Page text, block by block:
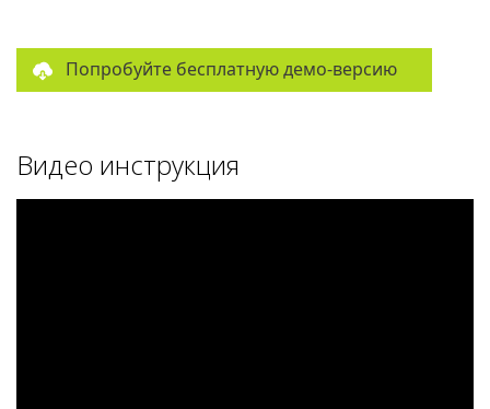
Попробуйте бесплатную демо-версию
Видео инструкция